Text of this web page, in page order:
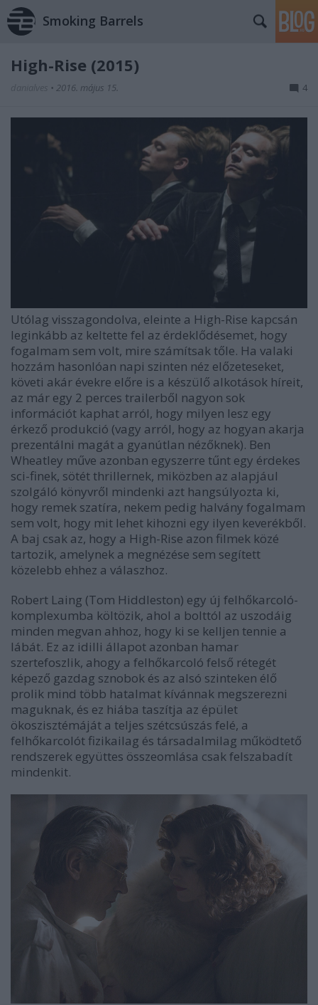
Smoking Barrels
High-Rise (2015)
• 2016. május 15. 4
Utólag visszagondolva, eleinte a High-Rise kapcsán
leginkább az keltette fel az érdeklődésemet, hogy
fogalmam sem volt, mire számítsak tőle. Ha valaki
hozzám hasonlóan napi szinten néz előzeteseket,
követi akár évekre előre is a készülő alkotások híreit,
az már egy 2 perces trailerből nagyon sok
információt kaphat arról, hogy milyen lesz egy
érkező produkció (vagy arról, hogy az hogyan akarja
prezentálni magát a gyanútlan nézőknek). Ben
Wheatley műve azonban egyszerre tűnt egy érdekes
sci-finek, sötét thrillernek, miközben az alapjául
szolgáló könyvről mindenki azt hangsúlyozta ki,
hogy remek szatíra, nekem pedig halvány fogalmam
sem volt, hogy mit lehet kihozni egy ilyen keverékből.
A baj csak az, hogy a High-Rise azon filmek közé
tartozik, amelynek a megnézése sem segített
közelebb ehhez a válaszhoz.
Robert Laing (Tom Hiddleston) egy új felhőkarcoló-
komplexumba költözik, ahol a bolttól az uszodáig
minden megvan ahhoz, hogy ki se kelljen tennie a
lábát. Ez az idilli állapot azonban hamar
szertefoszlik, ahogy a felhőkarcoló felső rétegét
képező gazdag sznobok és az alsó szinteken élő
prolik mind több hatalmat kívánnak megszerezni
maguknak, és ez hiába taszítja az épület
ökoszisztémáját a teljes szétcsúszás felé, a
felhőkarcolót fizikailag és társadalmilag működtető
rendszerek együttes összeomlása csak felszabadít
mindenkit.